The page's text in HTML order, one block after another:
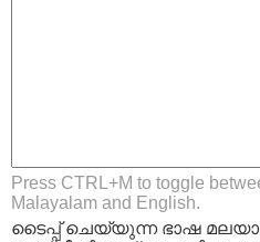
Press CTRL+M to toggle
Malayalam and English.
ടൈപ്പ്‌ ചെയ്യുന്ന ഭാഷ